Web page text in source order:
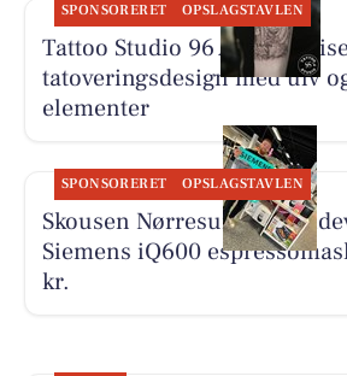
SPONSORERET OPSLAGSTAVLEN
Tattoo Studio 96 Aalborg
tatoveringsdesign med ulv
elementer
SPONSORERET OPSLAGSTAVLEN
Skousen Nørresundby
Siemens iQ600
kr.